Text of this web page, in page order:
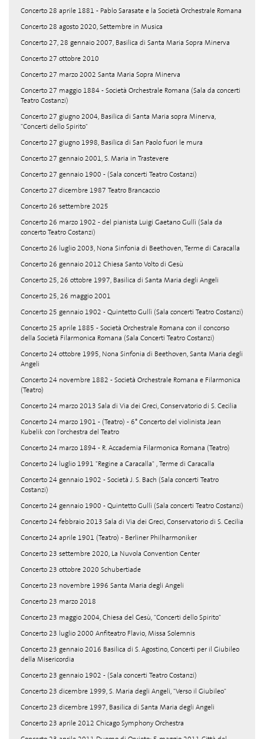
Concerto 28 aprile 1881 - Pablo Sarasate e la Società Orchestrale Romana
Concerto 28 agosto 2020, Settembre in Musica
Concerto 27, 28 gennaio 2007, Basilica di Santa Maria Sopra Minerva
Concerto 27 ottobre 2010
Concerto 27 marzo 2002 Santa Maria Sopra Minerva
Concerto 27 maggio 1884 - Società Orchestrale Romana (Sala da concerti
Teatro Costanzi)
Concerto 27 giugno 2004, Basilica di Santa Maria sopra Minerva,
"Concerti dello Spirito"
Concerto 27 giugno 1998, Basilica di San Paolo fuori le mura
Concerto 27 gennaio 2001, S. Maria in Trastevere
Concerto 27 gennaio 1900 - (Sala concerti Teatro Costanzi)
Concerto 27 dicembre 1987 Teatro Brancaccio
Concerto 26 settembre 2025
Concerto 26 marzo 1902 - del pianista Luigi Gaetano Gullì (Sala da
concerto Teatro Costanzi)
Concerto 26 luglio 2003, Nona Sinfonia di Beethoven, Terme di Caracalla
Concerto 26 gennaio 2012 Chiesa Santo Volto di Gesù
Concerto 25, 26 ottobre 1997, Basilica di Santa Maria degli Angeli
Concerto 25, 26 maggio 2001
Concerto 25 gennaio 1902 - Quintetto Gullì (Sala concerti Teatro Costanzi)
Concerto 25 aprile 1885 - Società Orchestrale Romana con il concorso
della Società Filarmonica Romana (Sala Concerti Teatro Costanzi)
Concerto 24 ottobre 1995, Nona Sinfonia di Beethoven, Santa Maria degli
Angeli
Concerto 24 novembre 1882 - Società Orchestrale Romana e Filarmonica
(Teatro)
Concerto 24 marzo 2013 Sala di Via dei Greci, Conservatorio di S. Cecilia
Concerto 24 marzo 1901 - (Teatro) - 6° Concerto del violinista Jean
Kubelik con l'orchestra del Teatro
Concerto 24 marzo 1894 - R. Accademia Filarmonica Romana (Teatro)
Concerto 24 luglio 1991 "Regine a Caracalla" , Terme di Caracalla
Concerto 24 gennaio 1902 - Società J. S. Bach (Sala concerti Teatro
Costanzi)
Concerto 24 gennaio 1900 - Quintetto Gullì (Sala concerti Teatro Costanzi)
Concerto 24 febbraio 2013 Sala di Via dei Greci, Conservatorio di S. Cecilia
Concerto 24 aprile 1901 (Teatro) - Berliner Philharmoniker
Concerto 23 settembre 2020, La Nuvola Convention Center
Concerto 23 ottobre 2020 Schubertiade
Concerto 23 novembre 1996 Santa Maria degli Angeli
Concerto 23 marzo 2018
Concerto 23 maggio 2004, Chiesa del Gesù, "Concerti dello Spirito"
Concerto 23 luglio 2000 Anfiteatro Flavio, Missa Solemnis
Concerto 23 gennaio 2016 Basilica di S. Agostino, Concerti per il Giubileo
della Misericordia
Concerto 23 gennaio 1902 - (Sala concerti Teatro Costanzi)
Concerto 23 dicembre 1999, S. Maria degli Angeli, "Verso il Giubileo"
Concerto 23 dicembre 1997, Basilica di Santa Maria degli Angeli
Concerto 23 aprile 2012 Chicago Symphony Orchestra